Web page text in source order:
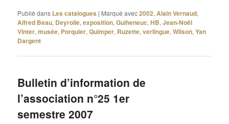
Publié dans Les catalogues | Marqué avec2002,Alain Vernaud,
Alfred Beau, Deyrolle,exposition,Guiheneuc,HB,Jean-Noël
Vinter,musée, Porquier,Quimper, Ruzette,verlingue,Wilson,Yan
Dargent
Bulletin d’information de
l’association n°25 1er
semestre 2007